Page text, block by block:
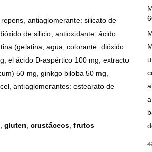
antiaglomerante: silicato de
de silicio, antioxidante: ácido
(gelatina, agua, colorante: dióxido
el ácido D-aspértico 100 mg, extracto
50 mg, ginkgo biloba 50 mg,
antiaglomerantes: estearato de
, gluten, crustáceos, frutos
a